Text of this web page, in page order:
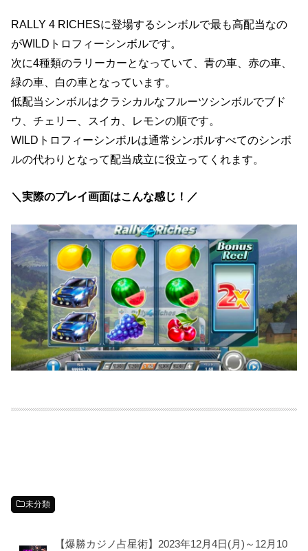
RALLY 4 RICHESに登場するシンボルで最も高配当なの
がWILDトロフィーシンボルです。
次に4種類のラリーカーとなっていて、青の車、赤の車、
緑の車、白の車となっています。
低配当シンボルはクラシカルなフルーツシンボルでブド
ウ、チェリー、スイカ、レモンの順です。
WILDトロフィーシンボルは通常シンボルすべてのシンボ
ルの代わりとなって配当成立に役立ってくれます。
＼実際のプレイ画面はこんな感じ！／
未分類
【爆勝カジノ占星術】2023年12月4日(月)～12月10